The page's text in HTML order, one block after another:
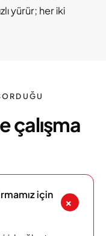
yürür; her iki
çalışma
için
+